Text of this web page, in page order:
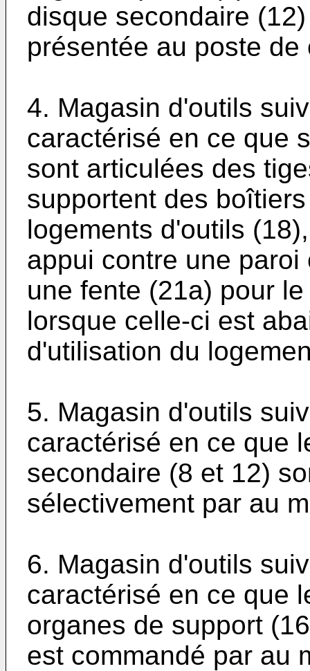
disque secondaire
présentée au poste
4. Magasin d'outils
caractérisé en ce que
sont articulées des
supportent des
logements d'outils
appui contre une
une fente (21a) pour
lorsque celle-ci est
d'utilisation du
5. Magasin d'outils
caractérisé en ce que
secondaire (8 et 12)
sélectivement par au
6. Magasin d'outils
caractérisé en ce que
organes de support
est commandé par au